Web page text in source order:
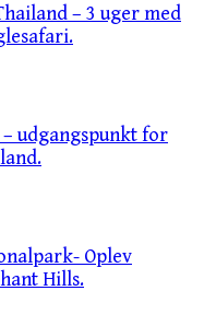
– 3 uger med
udgangspunkt for
Oplev
Hills.